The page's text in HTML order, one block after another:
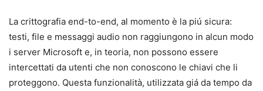
La crittografia end-to-end, al momento è la piú sicura:
testi, file e messaggi audio non raggiungono in alcun modo
i server Microsoft e, in teoria, non possono essere
intercettati da utenti che non conoscono le chiavi che li
proteggono. Questa funzionalità, utilizzata giá da tempo da